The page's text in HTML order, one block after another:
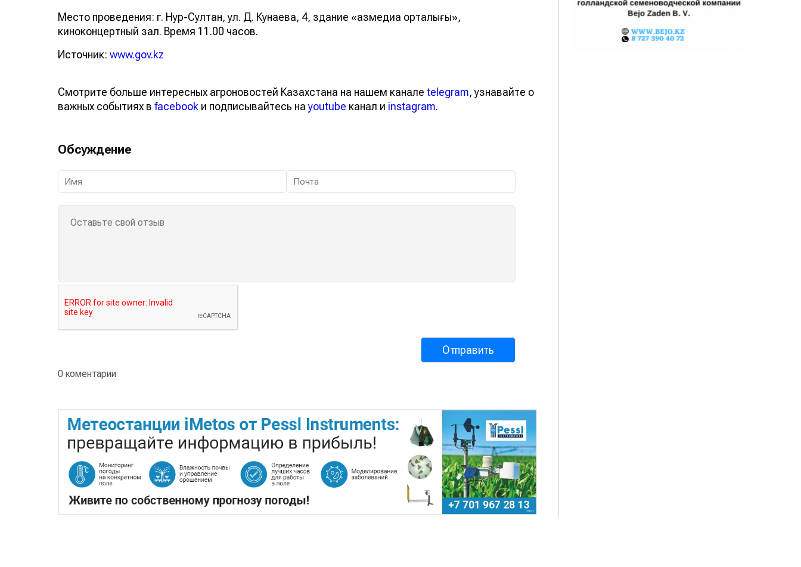
Место проведения: г. Нур-Султан, ул. Д. Кунаева, 4, здание «Қазмедиа орталығы»,
киноконцертный зал. Время 11.00 часов.
Источник: www.gov.kz
Смотрите больше интересных агроновостей Казахстана на нашем канале telegram, узнавайте о
важных событиях в facebook и подписывайтесь наyoutube канал и instagram.
Обсуждение
0 коментарии